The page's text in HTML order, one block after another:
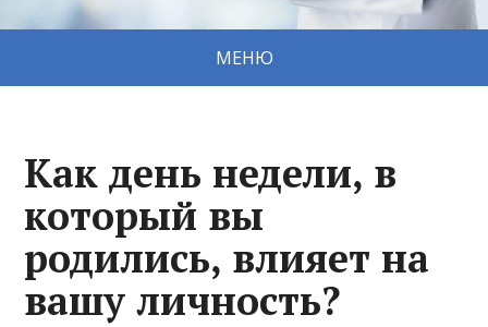
МЕНЮ
Как день недели, в
который вы
родились, влияет на
вашу личность?